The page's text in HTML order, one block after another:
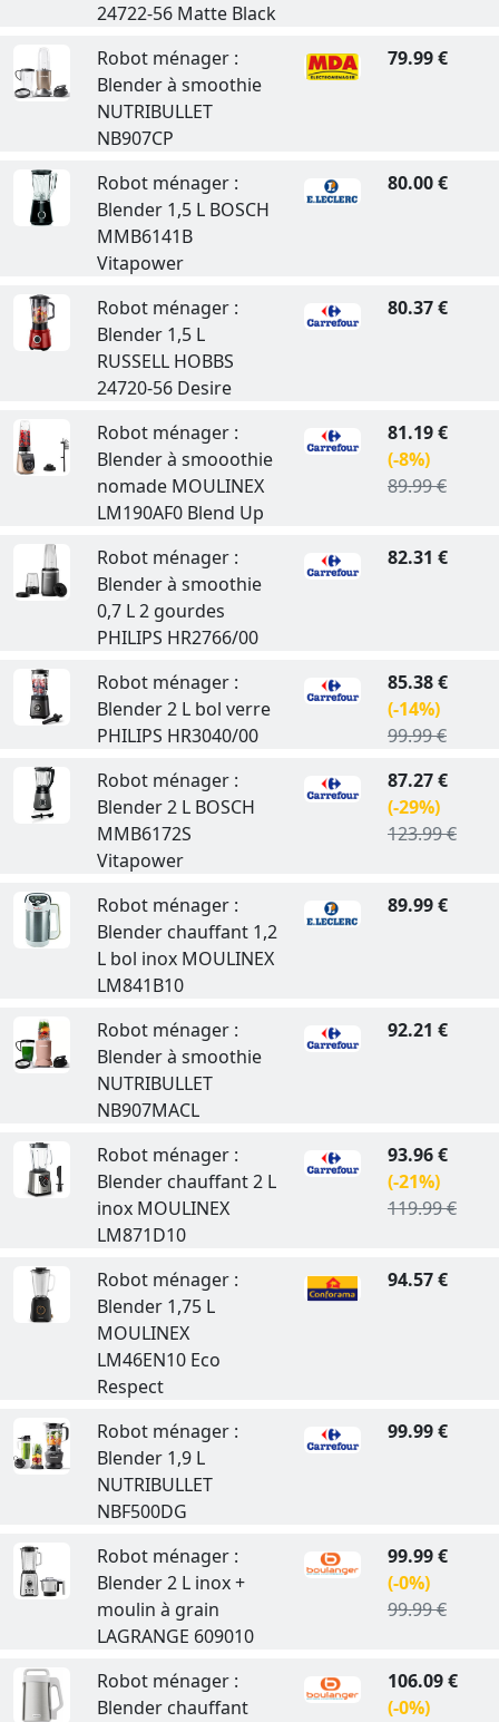
24722-56 Matte Black
Robot ménager :
Blender à smoothie
NUTRIBULLET
NB907CP
79.99 €
Robot ménager :
Blender 1,5 L BOSCH
MMB6141B
Vitapower
80.00 €
Robot ménager :
Blender 1,5 L
RUSSELL HOBBS
24720-56 Desire
80.37 €
Robot ménager :
Blender à smooothie
nomade MOULINEX
LM190AF0 Blend Up
81.19 €
(-8%)
89.99 €
Robot ménager :
Blender à smoothie
0,7 L 2 gourdes
PHILIPS HR2766/00
82.31 €
Robot ménager :
Blender 2 L bol verre
PHILIPS HR3040/00
85.38 €
(-14%)
99.99 €
Robot ménager :
Blender 2 L BOSCH
MMB6172S
Vitapower
87.27 €
(-29%)
123.99 €
Robot ménager :
Blender chauffant 1,2
L bol inox MOULINEX
LM841B10
89.99 €
Robot ménager :
Blender à smoothie
NUTRIBULLET
NB907MACL
92.21 €
Robot ménager :
Blender chauffant 2 L
inox MOULINEX
LM871D10
93.96 €
(-21%)
119.99 €
Robot ménager :
Blender 1,75 L
MOULINEX
LM46EN10 Eco
Respect
94.57 €
Robot ménager :
Blender 1,9 L
NUTRIBULLET
NBF500DG
99.99 €
Robot ménager :
Blender 2 L inox +
moulin à grain
LAGRANGE 609010
99.99 €
(-0%)
99.99 €
Robot ménager :
Blender chauffant
106.09 €
(-0%)